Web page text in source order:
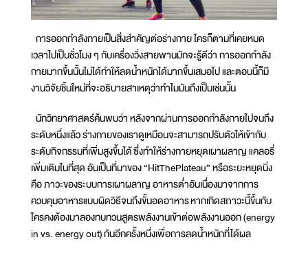
การออกกำลังกายเป็นสิ่งสำคัญต่อร่างกาย ใครก็ตามที่เคยหมด
เวลาไปเป็นชั่วโมง ๆ กับเครื่องวิ่งสายพานมักจะรู้ดีว่า การออกกำลัง
กายมากขึ้นนั้นไม่ได้ทำให้ลดน้ำหนักได้มากขึ้นเสมอไป และตอนนี้ก็มี
งานวิจัยชิ้นใหม่ที่จะอธิบายสาเหตุว่าทำไมมันถึงเป็นเช่นนั้น
นักวิทยาศาสตร์ค้นพบว่า หลังจากผ่านการออกกำลังกายไปจนถึง
ระดับหนึ่งแล้ว ร่างกายของเราดูเหมือนจะสามารถปรับตัวให้เข้ากับ
ระดับกิจกรรมที่เพิ่มสูงขึ้นได้ ซึ่งทำให้ร่างกายหยุดเผาผลาญ แคลอรี่
เพิ่มเติมในที่สุด อันเป็นที่มาของ “HitThePlateau” หรือระยะหยุดนิ่ง
คือ ภาวะของระบบการเผาผลาญ อาหารต่ำอันเนื่องมาจากการ
ควบคุมอาหารแบบผิดวิธีจนถึงขั้นอดอาหาร หากเกิดสภาวะนี้ขึ้นกับ
ใครคงต้องมาลองทบทวนสูตรพลังงานเข้าต่อพลังงานออก (energy
in vs. energy out) กันอีกครั้งหนึ่งเพื่อการลดน้ำหนักที่ได้ผล